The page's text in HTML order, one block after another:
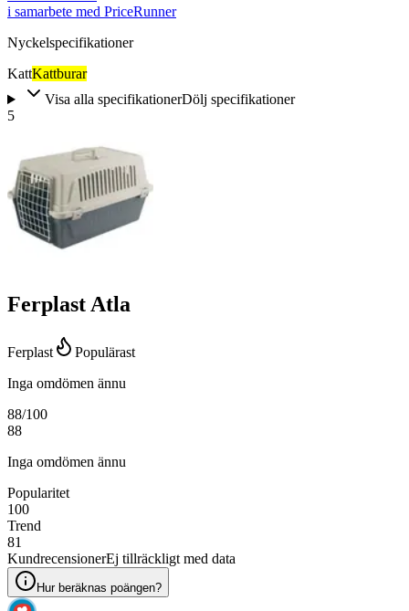
i samarbete med PriceRunner
Nyckelspecifikationer
KattKattburar
Visa alla specifikationerDölj specifikationer
5
Ferplast Atla
Ferplast
Populärast
Inga omdömen ännu
88/100
88
Inga omdömen ännu
Popularitet
100
Trend
81
KundrecensionerEj tillräckligt med data
Hur beräknas poängen?